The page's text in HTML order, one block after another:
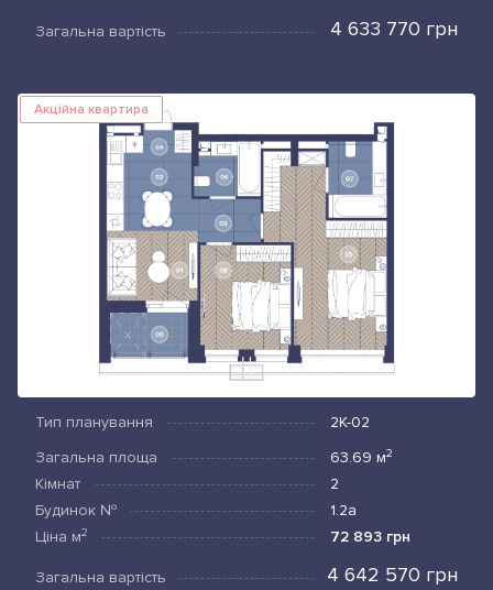
Загальна вартість 4 633 770 грн
Акційна квартира
Тип планування
2К-02
Загальна площа
63.69 м2
Кімнат
2
Будинок №
1.2а
Ціна м2 72 893 грн
Загальна вартість 4 642 570 грн